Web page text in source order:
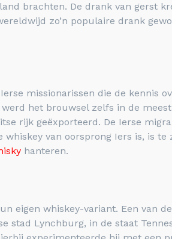
brachten. De drank van gerst
zo’n populaire drank
missionarissen die de kennis
het brouwsel zelfs in de
rijk geëxporteerd. De Ierse
van oorsprong Iers is, is te
hanteren.
eigen whiskey-variant. Een van
stad Lynchburg, in de staat